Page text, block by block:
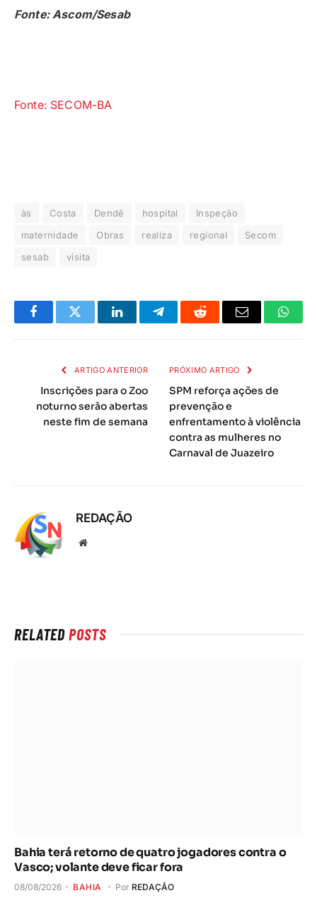
Fonte: Ascom/Sesab
Fonte: SECOM-BA
às Costa Dendê hospital
Inspeção
maternidade
Obras realiza regional
Secom
sesab
visita
FacebookTwitter LinkedInTelegramaReddit
E-
ARTIGO ANTERIOR
Inscrições para o Zoo
noturno serão abertas
neste fim de semana
PRÓXIMO ARTIGO
SPM reforça ações de
prevenção e
enfrentamento à violência
contra as mulheres no
Carnaval de Juazeiro
REDAÇÃO
Local
RELATEDPOSTS
Bahia terá retorno de quatro jogadores contra o
Vasco; volante deve ficar fora
08/08/2026 BAHIA Por REDAÇÃO